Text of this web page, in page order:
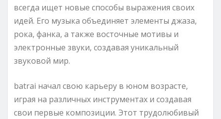
всегда ищет новые способы выражения своих
идей. Его музыка объединяет элементы джаза,
рока, фанка, а также восточные мотивы и
электронные звуки, создавая уникальный
звуковой мир.
batrai начал свою карьеру в юном возрасте,
играя на различных инструментах и создавая
свои первые композиции. Этот трудолюбивый